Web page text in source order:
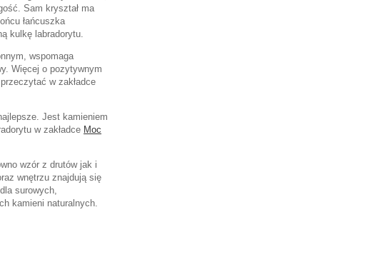
Sam kryształ ma
łańcuszka
kulkę labradorytu.
wspomaga
Więcej o pozytywnym
w zakładce
Jest kamieniem
w zakładce Moc
wzór z drutów jak i
wnętrzu znajdują się
surowych,
kamieni naturalnych.